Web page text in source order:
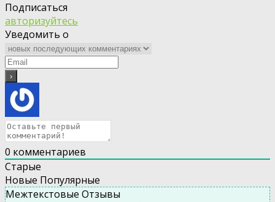
Подписаться
авторизуйтесь
Уведомить о
0 комментариев
Старые
Новые Популярные
Межтекстовые Отзывы